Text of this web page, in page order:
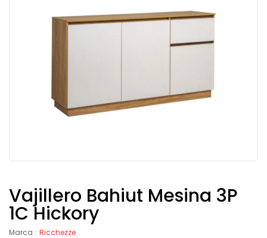
Vajillero Bahiut Mesina 3P
1C Hickory
Marca : Ricchezze